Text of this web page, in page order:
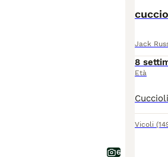
6
Jack
8
Età
Vicoli